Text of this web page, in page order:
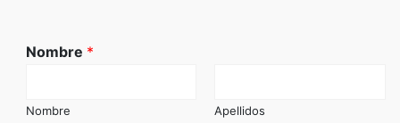
Nombre *
Nombre Apellidos